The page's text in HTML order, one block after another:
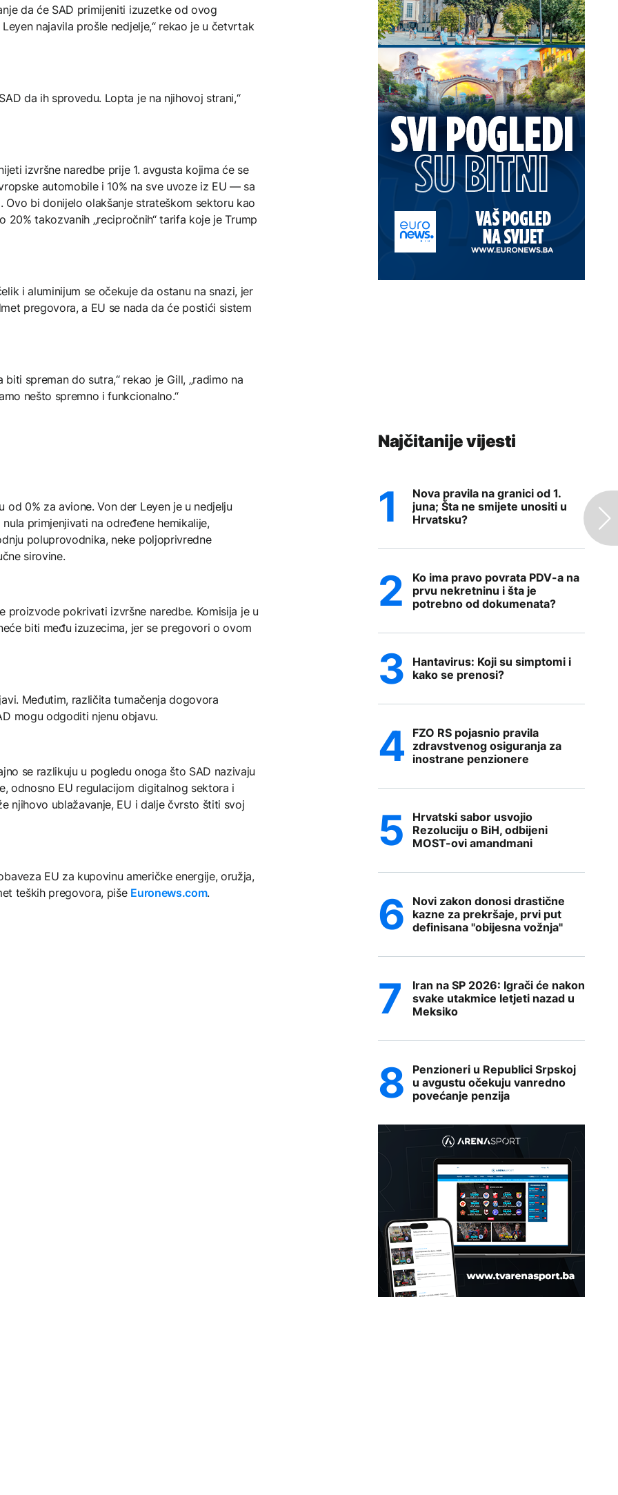
da će SAD primijeniti izuzetke od ovog
najavila prošle nedjelje,“ rekao je u četvrtak
da ih sprovedu. Lopta je na njihovoj strani,“
izvršne naredbe prije 1. avgusta kojima će se
automobile i 10% na sve uvoze iz EU — sa
Ovo bi donijelo olakšanje strateškom sektoru kao
takozvanih „recipročnih“ tarifa koje je Trump
i aluminijum se očekuje da ostanu na snazi, jer
pregovora, a EU se nada da će postići sistem
spreman do sutra,“ rekao je Gill, „radimo na
nešto spremno i funkcionalno.“
od 0% za avione. Von der Leyen je u nedjelju
primjenjivati na određene hemikalije,
poluprovodnika, neke poljoprivredne
sirovine.
proizvode pokrivati izvršne naredbe. Komisija je u
biti među izuzecima, jer se pregovori o ovom
Međutim, različita tumačenja dogovora
mogu odgoditi njenu objavu.
se razlikuju u pogledu onoga što SAD nazivaju
odnosno EU regulacijom digitalnog sektora i
njihovo ublažavanje, EU i dalje čvrsto štiti svoj
EU za kupovinu američke energije, oružja,
teških pregovora, piše Euronews.com.
Najčitanije vijesti
Nova pravila na granici od 1.
juna; Šta ne smijete unositi u
Hrvatsku?
Ko ima pravo povrata PDV-a na
prvu nekretninu i šta je
potrebno od dokumenata?
Hantavirus: Koji su simptomi i
kako se prenosi?
FZO RS pojasnio pravila
zdravstvenog osiguranja za
inostrane penzionere
Hrvatski sabor usvojio
Rezoluciju o BiH, odbijeni
MOST-ovi amandmani
Novi zakon donosi drastične
kazne za prekršaje, prvi put
definisana "obijesna vožnja"
Iran na SP 2026: Igrači će nakon
svake utakmice letjeti nazad u
Meksiko
Penzioneri u Republici Srpskoj
u avgustu očekuju vanredno
povećanje penzija